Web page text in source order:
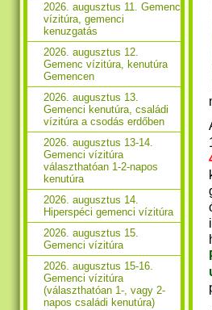
2026. augusztus 11. Gemenc
vízitúra, gemenci
kenuzgatás
2026. augusztus 12.
Gemenc vízitúra, kenutúra
Gemencen
2026. augusztus 13.
Gemenci kenutúra, családi
vízitúra a csodás erdőben
2026. augusztus 13-14.
Gemenci vízitúra
választhatóan 1-2-napos
kenutúra
2026. augusztus 14.
Hiperspéci gemenci vízitúra
2026. augusztus 15.
Gemenci vízitúra
2026. augusztus 15-16.
Gemenci vízitúra
(választhatóan 1-, vagy 2-
napos családi kenutúra)